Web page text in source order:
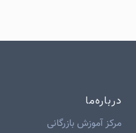
درباره‌ما
مرکز آموزش بازرگانی